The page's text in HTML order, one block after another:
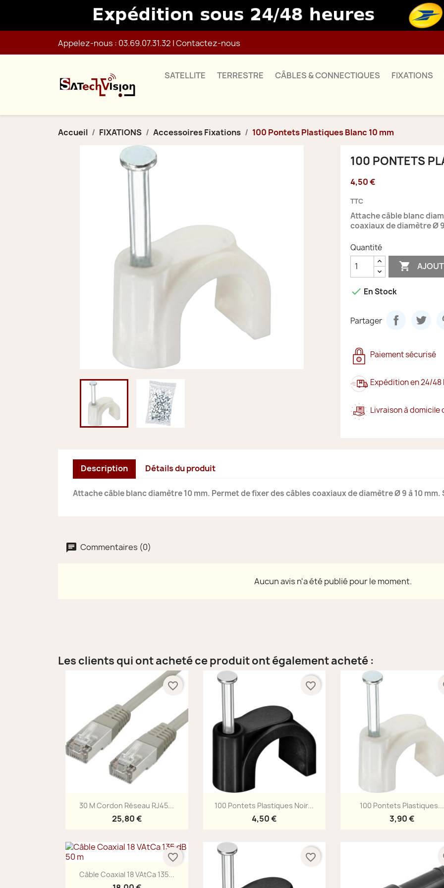
Appelez-nous : 03.69.07.31.32 |Contactez-nous
SATELLITE TERRESTRE CÂBLES & CONNECTIQUES FIXATIONS
Accueil FIXATIONS Accessoires Fixations 100 Pontets Plastiques Blanc 10 mm
100 PONTETS
4,50 €
TTC
Attache câble blanc
coaxiaux de diamètre Ø
Quantité

 En Stock
Partager
Paiement sécurisé
Expédition en 24/48
Livraison à domicile
Description Détails du produit
Attache câble blanc diamètre 10 mm. Permet de fixer des câbles coaxiaux de diamètre Ø 9 à 10 mm.
Commentaires (0)
Aucun avis n'a été publié pour le moment.
Les clients qui ont acheté ce produit ont également acheté :
Aperçu rapide
30 M Cordon Réseau RJ45...
25,80 €
favorite_border
Aperçu rapide
100 Pontets Plastiques Noir...
4,50 €
favorite_border
Aperçu rapide
100 Pontets Plastiques...
3,90 €
Aperçu rapide
Câble Coaxial 18 VAtCa 135...
favorite_border favorite_border